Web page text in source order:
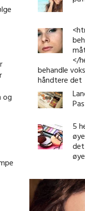
og
</
behandle
håndtere det
5